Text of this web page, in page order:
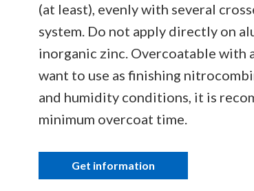
(at least), evenly with several
system. Do not apply directly on
inorganic zinc. Overcoatable with
want to use as finishing
and humidity conditions, it is
minimum overcoat time.
Get information